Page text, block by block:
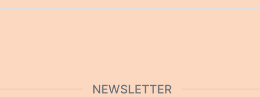
NEWSLETTER